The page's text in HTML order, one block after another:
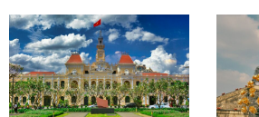
11 月 12 日至 16 日 |河内 |
四期）
11 月 12 日至 15 日 |胡志明市
品博览会
（第